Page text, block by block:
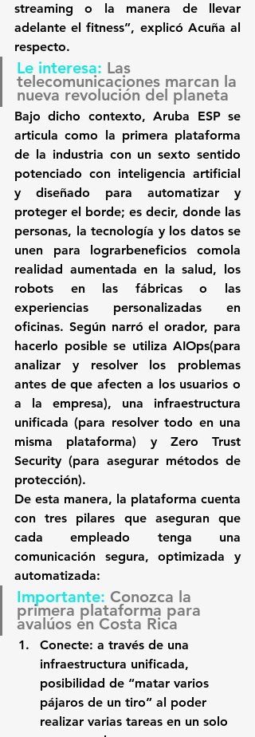
streaming o la manera de llevar
adelante el fitness”, explicó Acuña al
respecto.
Le interesa: Las
telecomunicaciones marcan la
nueva revolución del planeta
Bajo dicho contexto, Aruba ESP se
articula como la primera plataforma
de la industria con un sexto sentido
potenciado con inteligencia artificial
y diseñado para automatizar y
proteger el borde; es decir, donde las
personas, la tecnología y los datos se
unen para lograrbeneficios comola
realidad aumentada en la salud, los
robots en las fábricas o las
experiencias personalizadas en
oficinas. Según narró el orador, para
hacerlo posible se utiliza AIOps(para
analizar y resolver los problemas
antes de que afecten a los usuarios o
a la empresa), una infraestructura
unificada (para resolver todo en una
misma plataforma) y Zero Trust
Security (para asegurar métodos de
protección).
De esta manera, la plataforma cuenta
con tres pilares que aseguran que
cada empleado tenga una
comunicación segura, optimizada y
automatizada:
Importante: Conozca la
primera plataforma para
avalúos en Costa Rica
Conecte: a través de una
infraestructura unificada,
posibilidad de “matar varios
pájaros de un tiro” al poder
realizar varias tareas en un solo